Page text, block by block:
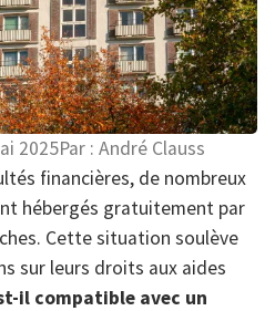
2025Par : André Clauss
financières, de nombreux
hébergés gratuitement par
Cette situation soulève
sur leurs droits aux aides
il compatible avec un